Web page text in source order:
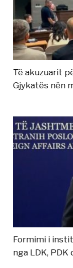
Të akuzuarit
Gjykatës nën
Formimi i
nga LDK,